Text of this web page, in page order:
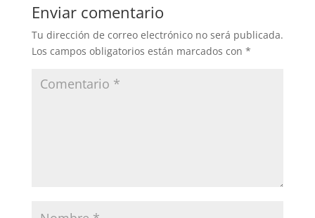
Enviar comentario
Tu dirección de correo electrónico no será publicada.
Los campos obligatorios están marcados con *